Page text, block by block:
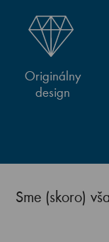
Originálny
design
Sme (skoro)